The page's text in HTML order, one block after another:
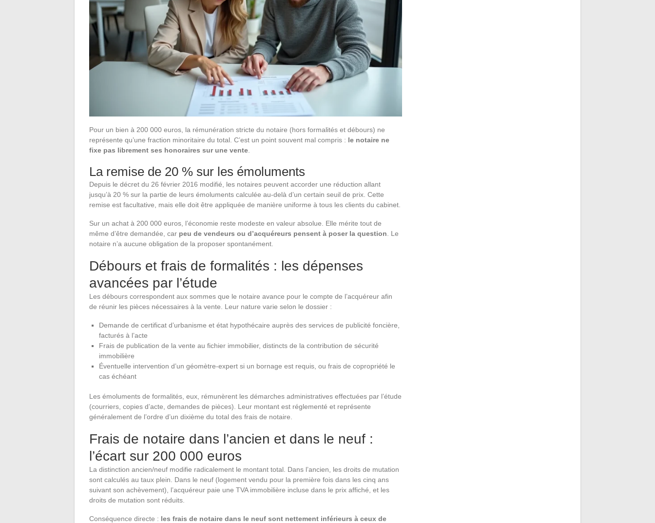
Pour un bien à 200 000 euros, la rémunération stricte du notaire (hors formalités et débours) ne
représente qu’une fraction minoritaire du total. C’est un point souvent mal compris : le notaire ne
fixe pas librement ses honoraires sur une vente.
La remise de 20 % sur les émoluments
Depuis le décret du 26 février 2016 modifié, les notaires peuvent accorder une réduction allant
jusqu’à 20 % sur la partie de leurs émoluments calculée au-delà d’un certain seuil de prix. Cette
remise est facultative, mais elle doit être appliquée de manière uniforme à tous les clients du cabinet.
Sur un achat à 200 000 euros, l’économie reste modeste en valeur absolue. Elle mérite tout de
même d’être demandée, car peu de vendeurs ou d’acquéreurs pensent à poser la question. Le
notaire n’a aucune obligation de la proposer spontanément.
Débours et frais de formalités : les dépenses
avancées par l’étude
Les débours correspondent aux sommes que le notaire avance pour le compte de l’acquéreur afin
de réunir les pièces nécessaires à la vente. Leur nature varie selon le dossier :
Demande de certificat d’urbanisme et état hypothécaire auprès des services de publicité foncière,
facturés à l’acte
Frais de publication de la vente au fichier immobilier, distincts de la contribution de sécurité
immobilière
Éventuelle intervention d’un géomètre-expert si un bornage est requis, ou frais de copropriété le
cas échéant
Les émoluments de formalités, eux, rémunèrent les démarches administratives effectuées par l’étude
(courriers, copies d’acte, demandes de pièces). Leur montant est réglementé et représente
généralement de l’ordre d’un dixième du total des frais de notaire.
Frais de notaire dans l’ancien et dans le neuf :
l’écart sur 200 000 euros
La distinction ancien/neuf modifie radicalement le montant total. Dans l’ancien, les droits de mutation
sont calculés au taux plein. Dans le neuf (logement vendu pour la première fois dans les cinq ans
suivant son achèvement), l’acquéreur paie une TVA immobilière incluse dans le prix affiché, et les
droits de mutation sont réduits.
Conséquence directe : les frais de notaire dans le neuf sont nettement inférieurs à ceux de